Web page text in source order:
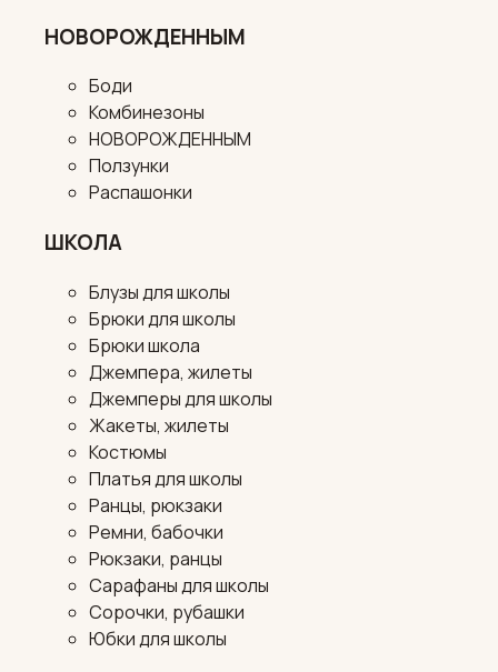
НОВОРОЖДЕННЫМ
Боди
Комбинезоны
НОВОРОЖДЕННЫМ
Ползунки
Распашонки
ШКОЛА
Блузы для школы
Брюки для школы
Брюки школа
Джемпера, жилеты
Джемперы для школы
Жакеты, жилеты
Костюмы
Платья для школы
Ранцы, рюкзаки
Ремни, бабочки
Рюкзаки, ранцы
Сарафаны для школы
Сорочки, рубашки
Юбки для школы